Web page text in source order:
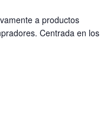
a productos
Centrada en los